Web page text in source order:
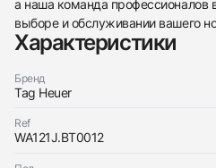
а наша команда профессионалов
выборе и обслуживании вашего
Характеристики
Бренд
Tag Heuer
Ref
WA121J.BT0012